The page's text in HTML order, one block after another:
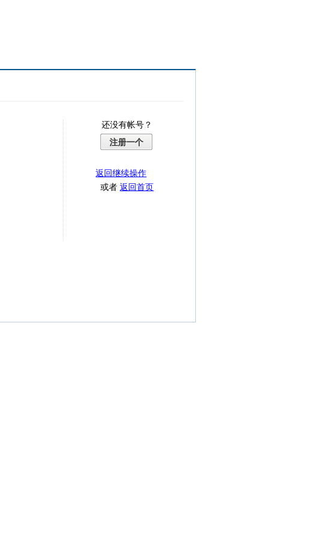
还没有帐号？
注册一个
返回继续操作
或者返回首页